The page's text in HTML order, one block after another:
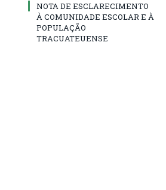
NOTA DE ESCLARECIMENTO
À COMUNIDADE ESCOLAR E À
POPULAÇÃO
TRACUATEUENSE